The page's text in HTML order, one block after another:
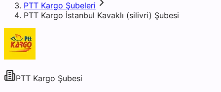
PTT Kargo Şubeleri
PTT Kargo İstanbul Kavaklı (silivri) Şubesi
PTT Kargo Şubesi